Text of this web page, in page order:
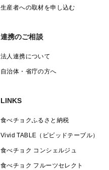
生産者への取材を申し込む
連携のご相談
法人連携について
自治体・省庁の方へ
LINKS
食べチョクふるさと納税
Vivid TABLE（ビビッドテーブル）
食べチョク コンシェルジュ
食べチョク フルーツセレクト